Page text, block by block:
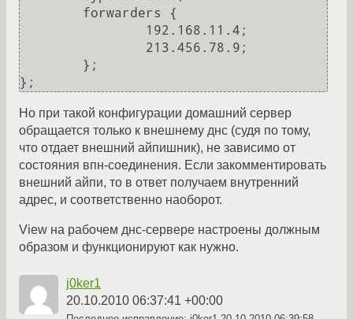
};
Но при такой конфигурации домашний сервер
обращается только к внешнему днс (судя по тому,
что отдает внешний айпишник), не зависимо от
состояния впн-соединения. Если закомментировать
внешний айпи, то в ответ получаем внутренний
адрес, и соответственно наоборот.
View на рабочем днс-сервере настроены должным
образом и функционируют как нужно.
j0ker1
20.10.2010 06:37:41 +00:00